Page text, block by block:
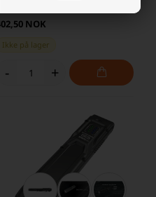
NOK
Ikke på lager
- +